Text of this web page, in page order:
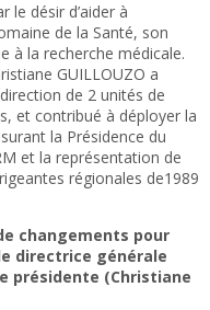
le désir d’aider à
de la Santé, son
à la recherche médicale.
GUILLOUZO a
de 2 unités de
et contribué à déployer la
la Présidence du
et la représentation de
régionales de1989
changements pour
directrice générale
présidente (Christiane